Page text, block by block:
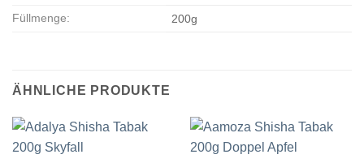
Füllmenge: 200g
ÄHNLICHE PRODUKTE